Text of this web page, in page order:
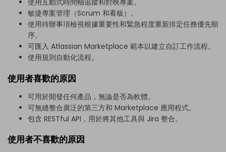
使用互動式時間軸追蹤和對映專案。
敏捷專案管理（Scrum 和看板）。
使用待辦事項檢視根據重要性和緊急程度重新排定任務優先順
序。
可匯入 Atlassian Marketplace 範本以建立自訂工作流程。
使用規則自動化流程。
使用者喜歡的原因
可用於開發任何產品，無論是否為軟體。
可無縫整合廣泛的第三方和 Marketplace 應用程式。
包含 RESTful API，用於將其他工具與 Jira 整合。
使用者不喜歡的原因